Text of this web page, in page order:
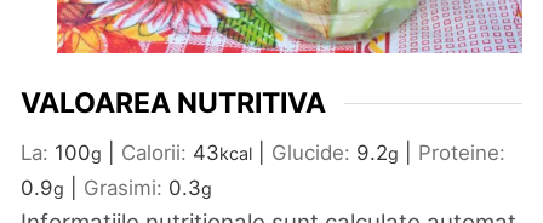
VALOAREA NUTRITIVA
La: 100g Calorii: 43kcal Glucide: 9.2g
Proteine:
0.9g Grasimi: 0.3g